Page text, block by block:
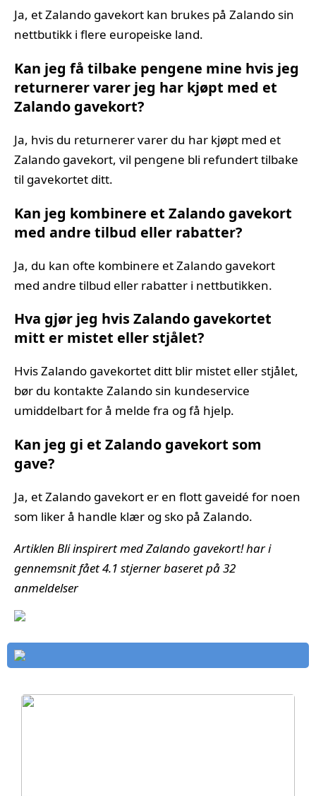
Ja, et Zalando gavekort kan brukes på Zalando sin
nettbutikk i flere europeiske land.
Kan jeg få tilbake pengene mine hvis jeg
returnerer varer jeg har kjøpt med et
Zalando gavekort?
Ja, hvis du returnerer varer du har kjøpt med et
Zalando gavekort, vil pengene bli refundert tilbake
til gavekortet ditt.
Kan jeg kombinere et Zalando gavekort
med andre tilbud eller rabatter?
Ja, du kan ofte kombinere et Zalando gavekort
med andre tilbud eller rabatter i nettbutikken.
Hva gjør jeg hvis Zalando gavekortet
mitt er mistet eller stjålet?
Hvis Zalando gavekortet ditt blir mistet eller stjålet,
bør du kontakte Zalando sin kundeservice
umiddelbart for å melde fra og få hjelp.
Kan jeg gi et Zalando gavekort som
gave?
Ja, et Zalando gavekort er en flott gaveidé for noen
som liker å handle klær og sko på Zalando.
Artiklen Bli inspirert med Zalando gavekort! har i
gennemsnit fået4.1 stjerner baseret på32
anmeldelser